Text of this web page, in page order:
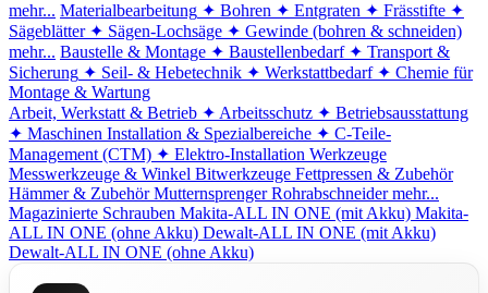
mehr... Materialbearbeitung ✦ Bohren ✦ Entgraten ✦ Frässtifte ✦
Sägeblätter ✦ Sägen-Lochsäge ✦ Gewinde (bohren & schneiden)
mehr... Baustelle & Montage ✦ Baustellenbedarf ✦ Transport &
Sicherung ✦ Seil- & Hebetechnik ✦ Werkstattbedarf ✦ Chemie für
Montage & Wartung
Arbeit, Werkstatt & Betrieb ✦ Arbeitsschutz ✦ Betriebsausstattung
✦ Maschinen Installation & Spezialbereiche ✦ C-Teile-
Management (CTM) ✦ Elektro-Installation Werkzeuge
Messwerkzeuge & Winkel Bitwerkzeuge Fettpressen & Zubehör
Hämmer & Zubehör Mutternsprenger Rohrabschneider mehr...
Magazinierte Schrauben Makita-ALL IN ONE (mit Akku) Makita-
ALL IN ONE (ohne Akku) Dewalt-ALL IN ONE (mit Akku)
Dewalt-ALL IN ONE (ohne Akku)